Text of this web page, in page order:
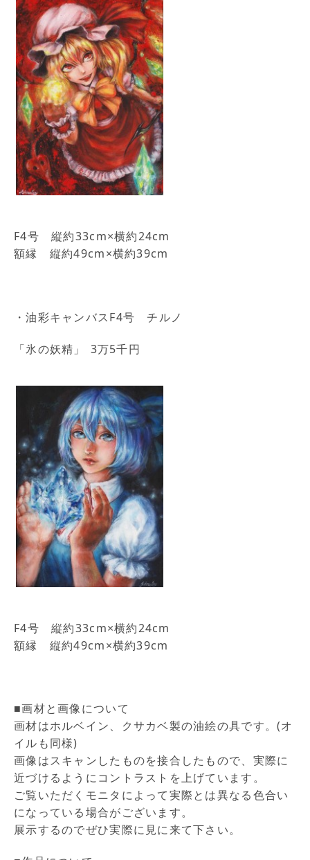
F4号 縦約33cm×横約24cm
額縁 縦約49cm×横約39cm
・油彩キャンバスF4号 チルノ
「氷の妖精」 3万5千円
F4号 縦約33cm×横約24cm
額縁 縦約49cm×横約39cm
■画材と画像について
画材はホルベイン、クサカベ製の油絵の具です。(オ
イルも同様)
画像はスキャンしたものを接合したもので、実際に
近づけるようにコントラストを上げています。
ご覧いただくモニタによって実際とは異なる色合い
になっている場合がございます。
展示するのでぜひ実際に見に来て下さい。